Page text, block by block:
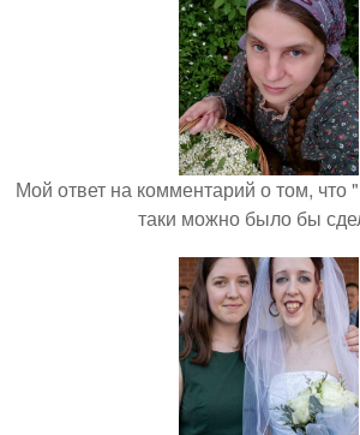
Мой ответ на комментарий о том, что
таки можно было бы